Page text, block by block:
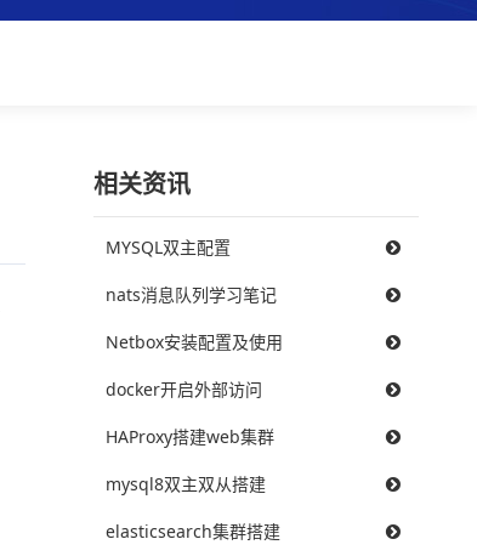
相关资讯
MYSQL双主配置
nats消息队列学习笔记
Netbox安装配置及使用
docker开启外部访问
HAProxy搭建web集群
mysql8双主双从搭建
elasticsearch集群搭建